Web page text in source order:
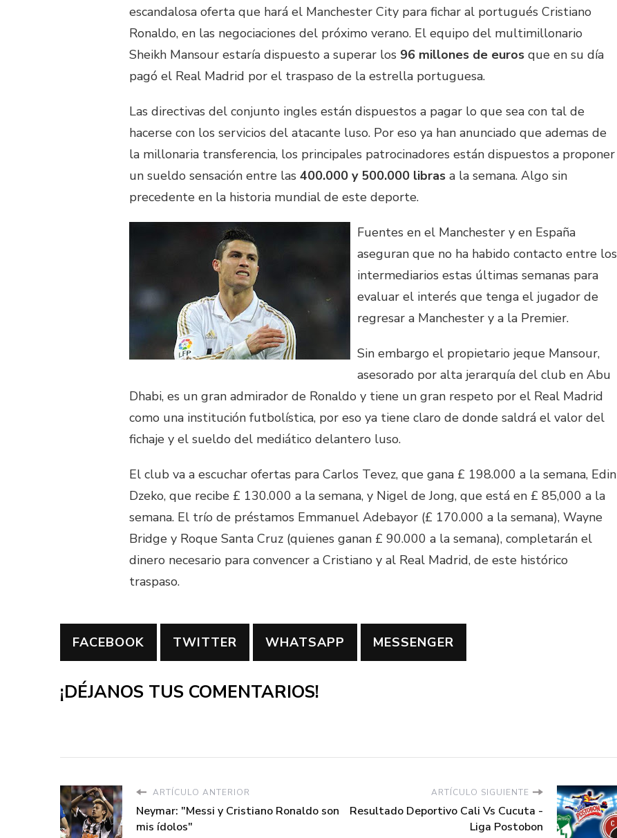
escandalosa oferta que hará el Manchester City para fichar al portugués Cristiano
Ronaldo, en las negociaciones del próximo verano. El equipo del multimillonario
Sheikh Mansour estaría dispuesto a superar los 96 millones de euros que en su día
pagó el Real Madrid por el traspaso de la estrella portuguesa.
Las directivas del conjunto ingles están dispuestos a pagar lo que sea con tal de
hacerse con los servicios del atacante luso. Por eso ya han anunciado que ademas de
la millonaria transferencia, los principales patrocinadores están dispuestos a proponer
un sueldo sensación entre las 400.000 y 500.000 libras a la semana. Algo sin
precedente en la historia mundial de este deporte.
Fuentes en el Manchester y en España
aseguran que no ha habido contacto entre los
intermediarios estas últimas semanas para
evaluar el interés que tenga el jugador de
regresar a Manchester y a la Premier.
Sin embargo el propietario jeque Mansour,
asesorado por alta jerarquía del club en Abu
Dhabi, es un gran admirador de Ronaldo y tiene un gran respeto por el Real Madrid
como una institución futbolística, por eso ya tiene claro de donde saldrá el valor del
fichaje y el sueldo del mediático delantero luso.
El club va a escuchar ofertas para Carlos Tevez, que gana £ 198.000 a la semana, Edin
Dzeko, que recibe £ 130.000 a la semana, y Nigel de Jong, que está en £ 85,000 a la
semana. El trío de préstamos Emmanuel Adebayor (£ 170.000 a la semana), Wayne
Bridge y Roque Santa Cruz (quienes ganan £ 90.000 a la semana), completarán el
dinero necesario para convencer a Cristiano y al Real Madrid, de este histórico
traspaso.
FACEBOOK TWITTER WHATSAPP MESSENGER
¡DÉJANOS TUS COMENTARIOS!
ARTÍCULO ANTERIOR
Neymar: "Messi y Cristiano Ronaldo son
mis ídolos"
ARTÍCULO SIGUIENTE
Resultado Deportivo Cali Vs Cucuta -
Liga Postobon